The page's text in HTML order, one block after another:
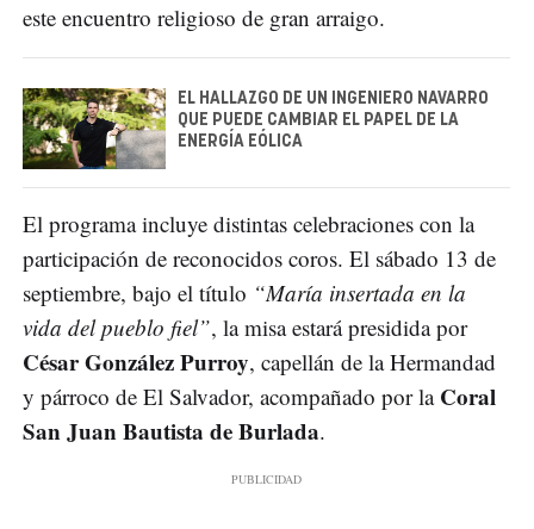
este encuentro religioso de gran arraigo.
EL HALLAZGO DE UN INGENIERO NAVARRO
QUE PUEDE CAMBIAR EL PAPEL DE LA
ENERGÍA EÓLICA
El programa incluye distintas celebraciones con la
participación de reconocidos coros. El sábado 13 de
septiembre, bajo el título “María insertada en la
vida del pueblo fiel”, la misa estará presidida por
César González Purroy, capellán de la Hermandad
y párroco de El Salvador, acompañado por la Coral
San Juan Bautista de Burlada.